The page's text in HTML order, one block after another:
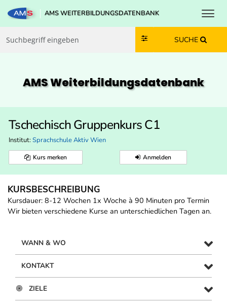
Zum Inhalt springen
Zum Navmenü springen
Zur Suche springen
Zur Footer springen
AMS WEITERBILDUNGSDATENBANK
SUCHE
AMS Weiterbildungs­datenbank
Tschechisch Gruppenkurs C1
Institut: Sprachschule Aktiv Wien
Kurs merken Anmelden
KURSBESCHREIBUNG
Kursdauer: 8-12 Wochen 1x Woche à 90 Minuten pro Termin
Wir bieten verschiedene Kurse an unterschiedlichen Tagen an.
WANN & WO
KONTAKT
ZIELE